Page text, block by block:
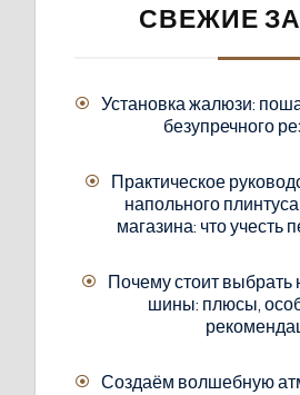
СВЕЖИЕ
Установка жалюзи:
безупречного
Практическое
напольного
магазина: что учесть
Почему стоит
шины: плюсы,
Создаём волшебную